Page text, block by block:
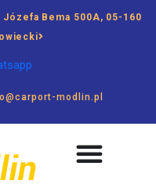
Józefa Bema 500A, 05-160
modlin.pl